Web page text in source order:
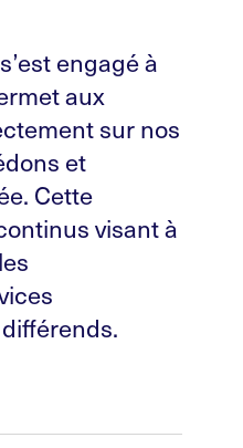
engagé à
aux
sur nos
et
Cette
visant à